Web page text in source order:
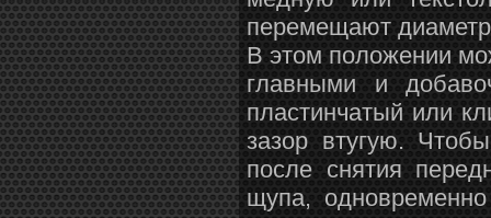
перемещают
В этом положении
главными и
пластинчатый или
зазор втугую.
после снятия
щупа,